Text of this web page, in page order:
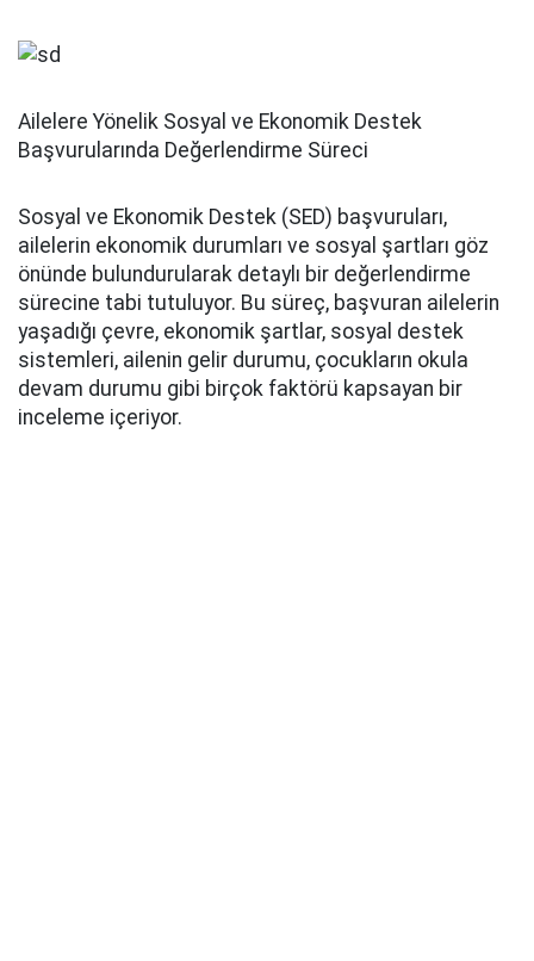
Ailelere Yönelik Sosyal ve Ekonomik Destek
Başvurularında Değerlendirme Süreci
Sosyal ve Ekonomik Destek (SED) başvuruları,
ailelerin ekonomik durumları ve sosyal şartları göz
önünde bulundurularak detaylı bir değerlendirme
sürecine tabi tutuluyor. Bu süreç, başvuran ailelerin
yaşadığı çevre, ekonomik şartlar, sosyal destek
sistemleri, ailenin gelir durumu, çocukların okula
devam durumu gibi birçok faktörü kapsayan bir
inceleme içeriyor.